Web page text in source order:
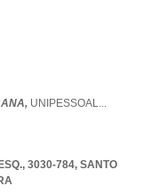
UNIPESSOAL...
3030-784, SANTO